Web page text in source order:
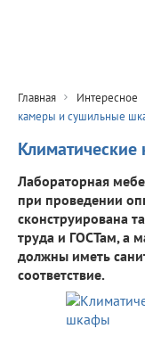
Главная Интересное
камеры и сушильные
Лабораторная
при проведении
сконструирована
труда и ГОСТам, а
должны иметь
соответствие.